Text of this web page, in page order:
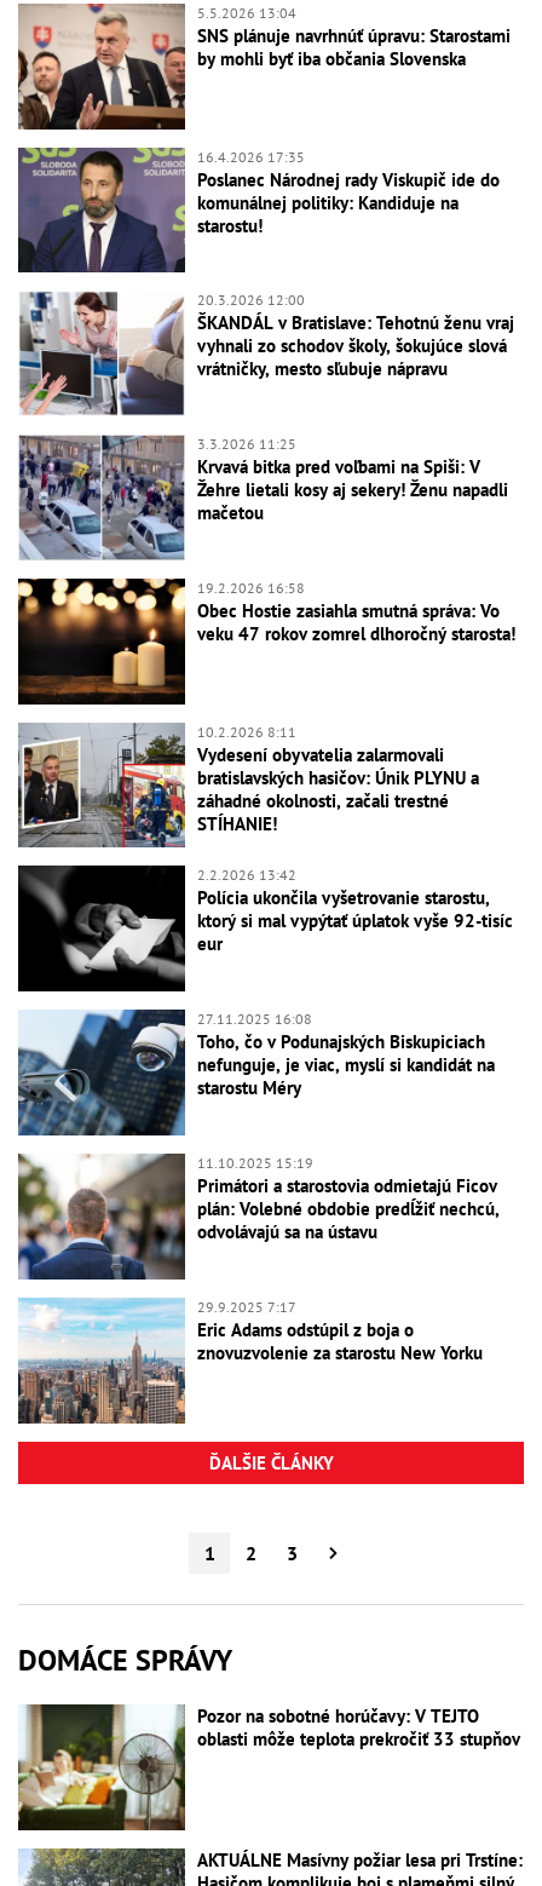
5.5.2026 13:04
SNS plánuje navrhnúť úpravu: Starostami
by mohli byť iba občania Slovenska
16.4.2026 17:35
Poslanec Národnej rady Viskupič ide do
komunálnej politiky: Kandiduje na
starostu!
20.3.2026 12:00
ŠKANDÁL v Bratislave: Tehotnú ženu vraj
vyhnali zo schodov školy, šokujúce slová
vrátničky, mesto sľubuje nápravu
3.3.2026 11:25
Krvavá bitka pred voľbami na Spiši: V
Žehre lietali kosy aj sekery! Ženu napadli
mačetou
19.2.2026 16:58
Obec Hostie zasiahla smutná správa: Vo
veku 47 rokov zomrel dlhoročný starosta!
10.2.2026 8:11
Vydesení obyvatelia zalarmovali
bratislavských hasičov: Únik PLYNU a
záhadné okolnosti, začali trestné
STÍHANIE!
2.2.2026 13:42
Polícia ukončila vyšetrovanie starostu,
ktorý si mal vypýtať úplatok vyše 92-tisíc
eur
27.11.2025 16:08
Toho, čo v Podunajských Biskupiciach
nefunguje, je viac, myslí si kandidát na
starostu Méry
11.10.2025 15:19
Primátori a starostovia odmietajú Ficov
plán: Volebné obdobie predĺžiť nechcú,
odvolávajú sa na ústavu
29.9.2025 7:17
Eric Adams odstúpil z boja o
znovuzvolenie za starostu New Yorku
ĎALŠIE ČLÁNKY
1 2 3
DOMÁCE SPRÁVY
Pozor na sobotné horúčavy: V TEJTO
oblasti môže teplota prekročiť 33 stupňov
AKTUÁLNE Masívny požiar lesa pri Trstíne: